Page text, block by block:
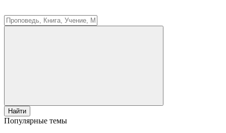
Найти
Популярные темы